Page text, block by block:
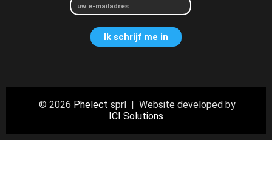
© 2026 Phelect sprl | Website developed by
ICI Solutions